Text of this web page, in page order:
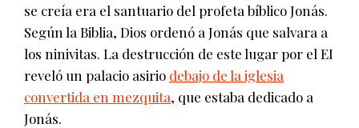
se creía era el santuario del profeta bíblico Jonás.
Según la Biblia, Dios ordenó a Jonás que salvara a
los ninivitas. La destrucción de este lugar por el EI
reveló un palacio asirio debajo de la iglesia
convertida en mezquita, que estaba dedicado a
Jonás.